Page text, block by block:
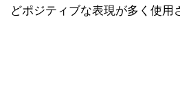
どポジティブな表現が多く使用